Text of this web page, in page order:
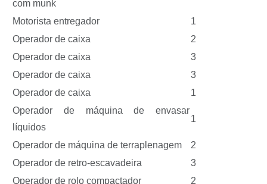
com munk
Motorista entregador
1
Operador de caixa
2
Operador de caixa
3
Operador de caixa
3
Operador de caixa
1
Operador de máquina de envasar
líquidos
1
Operador de máquina de terraplenagem
2
Operador de retro-escavadeira
3
Operador de rolo compactador
2